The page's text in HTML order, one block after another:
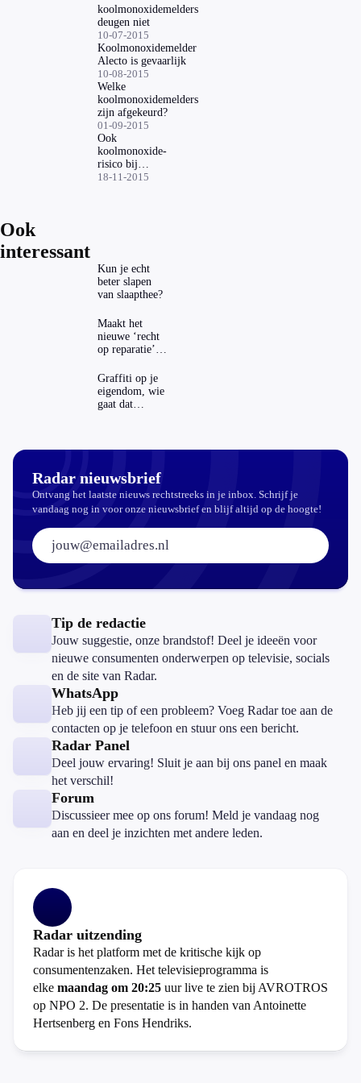
koolmonoxidemelders
deugen niet
10-07-2015
Koolmonoxidemelder
Alecto is gevaarlijk
10-08-2015
Welke
koolmonoxidemelders
zijn afgekeurd?
01-09-2015
Ook
koolmonoxide-
risico bij
nieuwe cv-
18-11-2015
Ook
interessant
Kun je echt
beter slapen
van slaapthee?
Maakt het
nieuwe ‘recht
op reparatie’
echt
aantrekkelijker?
Graffiti op je
eigendom, wie
gaat dat
Radar nieuwsbrief
Ontvang het laatste nieuws rechtstreeks in je inbox. Schrijf je
vandaag nog in voor onze nieuwsbrief en blijf altijd op de hoogte!
E-mailadres:
Tip de redactie
Jouw suggestie, onze brandstof! Deel je ideeën voor
nieuwe consumenten onderwerpen op televisie, socials
en de site van Radar.
WhatsApp
Heb jij een tip of een probleem? Voeg Radar toe aan de
contacten op je telefoon en stuur ons een bericht.
Radar Panel
Deel jouw ervaring! Sluit je aan bij ons panel en maak
het verschil!
Forum
Discussieer mee op ons forum! Meld je vandaag nog
aan en deel je inzichten met andere leden.
Radar uitzending
Radar is het platform met de kritische kijk op
consumentenzaken. Het televisieprogramma is
elke maandag om 20:25 uur live te zien bij AVROTROS
op NPO 2. De presentatie is in handen van Antoinette
Hertsenberg en Fons Hendriks.